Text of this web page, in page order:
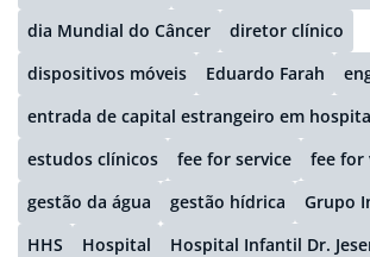
dia Mundial do Câncer
diretor clínico
dispositivos móveis
Eduardo Farah
entrada de capital estrangeiro em
estudos clínicos
fee for service
fee for
gestão da água
gestão hídrica Grupo
HHS
Hospital
Hospital Infantil Dr.